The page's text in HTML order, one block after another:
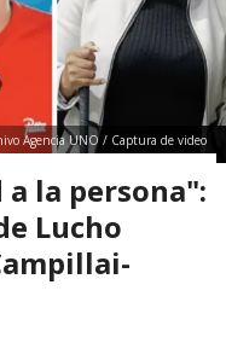
Agencia UNO / Captura de video
la persona":
Lucho